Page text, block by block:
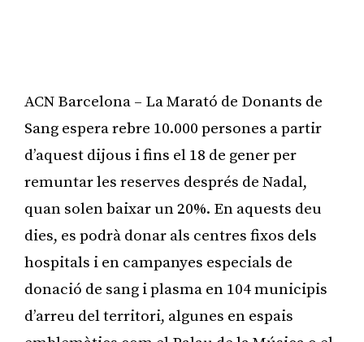
ACN Barcelona – La Marató de Donants de
Sang espera rebre 10.000 persones a partir
d’aquest dijous i fins el 18 de gener per
remuntar les reserves després de Nadal,
quan solen baixar un 20%. En aquests deu
dies, es podrà donar als centres fixos dels
hospitals i en campanyes especials de
donació de sang i plasma en 104 municipis
d’arreu del territori, algunes en espais